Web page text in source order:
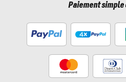
Paiement simple